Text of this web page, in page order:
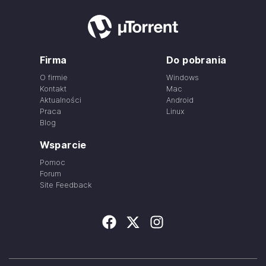
Firma
O firmie
Kontakt
Aktualności
Praca
Blog
Do pobrania
Windows
Mac
Android
Linux
Wsparcie
Pomoc
Forum
Site Feedback